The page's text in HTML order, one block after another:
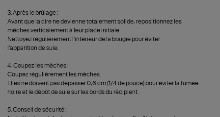
3. Après le brûlage :
Avant que la cire ne devienne totalement solide, repositionnez les
mèches verticalement à leur place initiale.
Nettoyez régulièrement l'intérieur de la bougie pour éviter
l'apparition de suie.
4. Coupez les mèches :
Coupez régulièrement les mèches.
Elles ne doivent pas dépasser 0,6 cm (1/4 de pouce) pour éviter la fumée
noire et le dépôt de suie sur les bords du récipient.
5. Conseil de sécurité :